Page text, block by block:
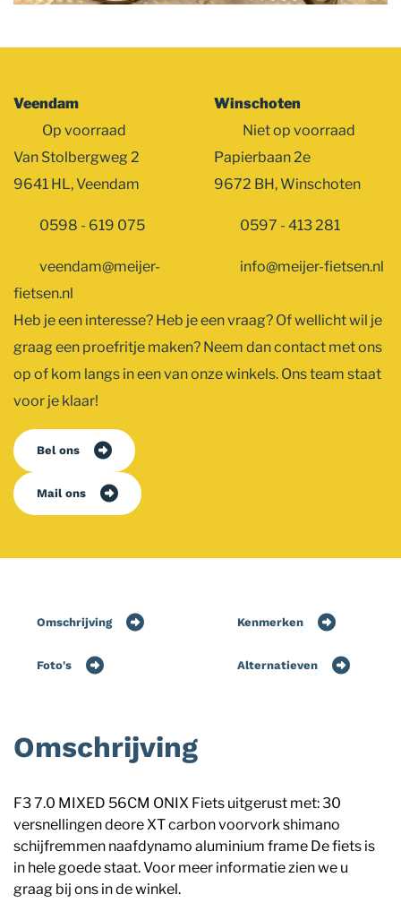
Veendam
Op voorraad
Van Stolbergweg 2
9641 HL, Veendam
0598 - 619 075
veendam@meijer-
fietsen.nl
Winschoten
Niet op voorraad
Papierbaan 2e
9672 BH, Winschoten
0597 - 413 281
info@meijer-fietsen.nl
Heb je een interesse? Heb je een vraag? Of wellicht wil je
graag een proefritje maken? Neem dan contact met ons
op of kom langs in een van onze winkels. Ons team staat
voor je klaar!
Bel ons
Mail ons
Omschrijving Kenmerken
Foto's Alternatieven
Omschrijving
F3 7.0 MIXED 56CM ONIX Fiets uitgerust met: 30
versnellingen deore XT carbon voorvork shimano
schijfremmen naafdynamo aluminium frame De fiets is
in hele goede staat. Voor meer informatie zien we u
graag bij ons in de winkel.